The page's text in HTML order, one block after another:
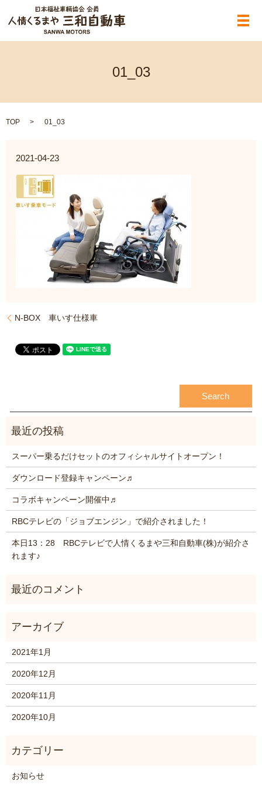
メ
01_03
TOP 01_03
2021-04-23
N-BOX 車いす仕様車
スーパー乗るだけセットのオフィシャルサイトオープン！
ダウンロード登録キャンペーン♬
コラボキャンペーン開催中♬
RBCテレビの「ジョブエンジン」で紹介されました！
本日13：28 RBCテレビで人情くるまや三和自動車(株)が紹介さ
れます♪
2021年1月
2020年12月
2020年11月
2020年10月
お知らせ